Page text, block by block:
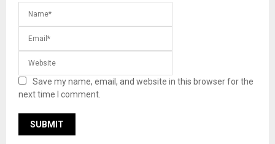
Save my name, email, and website in this browser for the
next time I comment.